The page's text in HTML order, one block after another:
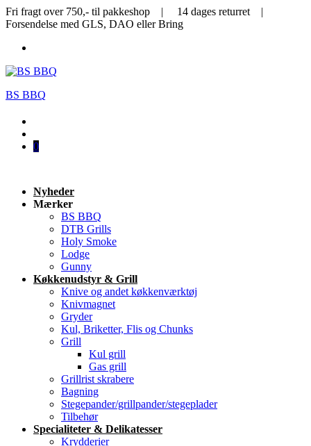
Fri fragt over 750,- til pakkeshop | 14 dages returret |
Forsendelse med GLS, DAO eller Bring
BS BBQ
0
Nyheder
Mærker
BS BBQ
DTB Grills
Holy Smoke
Lodge
Gunny
Køkkenudstyr & Grill
Knive og andet køkkenværktøj
Knivmagnet
Gryder
Kul, Briketter, Flis og Chunks
Grill
Kul grill
Gas grill
Grillrist skrabere
Bagning
Stegepander/grillpander/stegeplader
Tilbehør
Specialiteter & Delikatesser
Krydderier